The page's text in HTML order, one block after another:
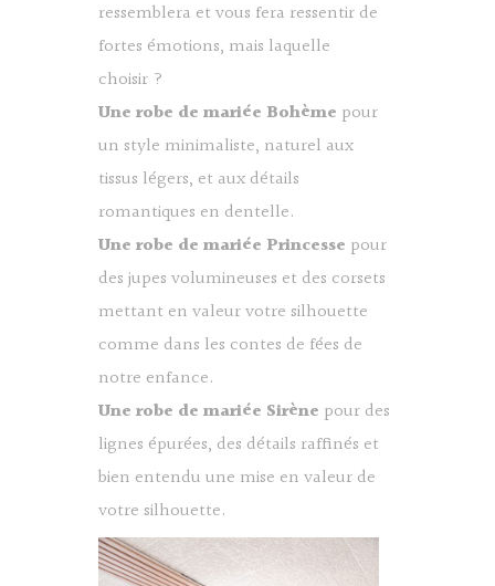
ressemblera et vous fera ressentir de
fortes émotions, mais laquelle
choisir ?
Une robe de mariée Bohème pour
un style minimaliste, naturel aux
tissus légers, et aux détails
romantiques en dentelle.
Une robe de mariée Princesse pour
des jupes volumineuses et des corsets
mettant en valeur votre silhouette
comme dans les contes de fées de
notre enfance.
Une robe de mariée Sirène pour des
lignes épurées, des détails raffinés et
bien entendu une mise en valeur de
votre silhouette.